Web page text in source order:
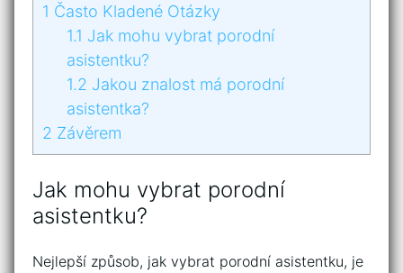
1 Často Kladené Otázky
1.1 Jak mohu vybrat porodní
asistentku?
1.2 Jakou znalost má porodní
asistentka?
2 Závěrem
Jak mohu vybrat porodní
asistentku?
Nejlepší způsob, jak vybrat porodní asistentku, je